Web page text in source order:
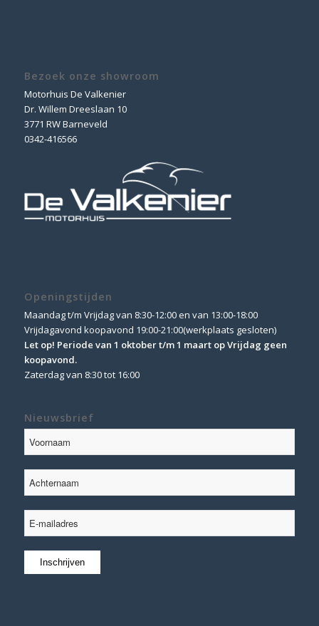
Bezoek onze showroom
Motorhuis De Valkenier
Dr. Willem Dreeslaan 10
3771 RW Barneveld
0342-416566
Openingstijden
Maandag t/m Vrijdag van 8:30-12:00 en van 13:00-18:00
Vrijdagavond koopavond 19:00-21:00(werkplaats gesloten)
Let op! Periode van 1 oktober t/m 1 maart op Vrijdag geen
koopavond.
Zaterdag van 8:30 tot 16:00
Nieuwsbrief